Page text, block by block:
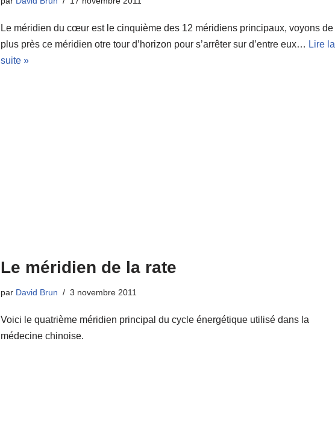
Le méridien du cœur est le cinquième des 12 méridiens principaux, voyons de
plus près ce méridien otre tour d’horizon pour s’arrêter sur d’entre eux… Lire la
suite »
Le méridien de la rate
par David Brun 3 novembre 2011
Voici le quatrième méridien principal du cycle énergétique utilisé dans la
médecine chinoise.